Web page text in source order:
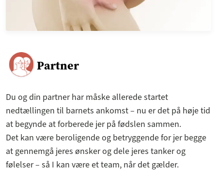
Partner
Du og din partner har måske allerede startet
nedtællingen til barnets ankomst – nu er det på høje tid
at begynde at forberede jer på fødslen sammen.
Det kan være beroligende og betryggende for jer begge
at gennemgå jeres ønsker og dele jeres tanker og
følelser – så I kan være et team, når det gælder.